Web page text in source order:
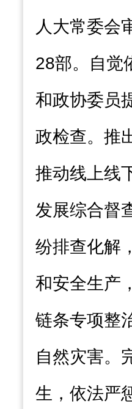
人大常委会
28部。自觉
和政协委员
政检查。推
推动线上线
发展综合督
纷排查化解
和安全生产
链条专项整
自然灾害。
生，依法严